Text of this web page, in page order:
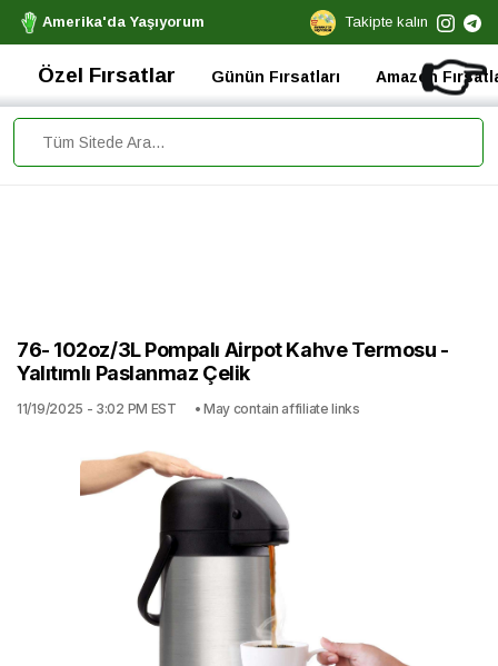
Amerika'da Yaşıyorum Takipte kalın
👉
Özel Fırsatlar Günün Fırsatları Amazon
76- 102oz/3L Pompalı Airpot Kahve Termosu -
Yalıtımlı Paslanmaz Çelik
11/19/2025 - 3:02 PM EST • May contain affiliate links